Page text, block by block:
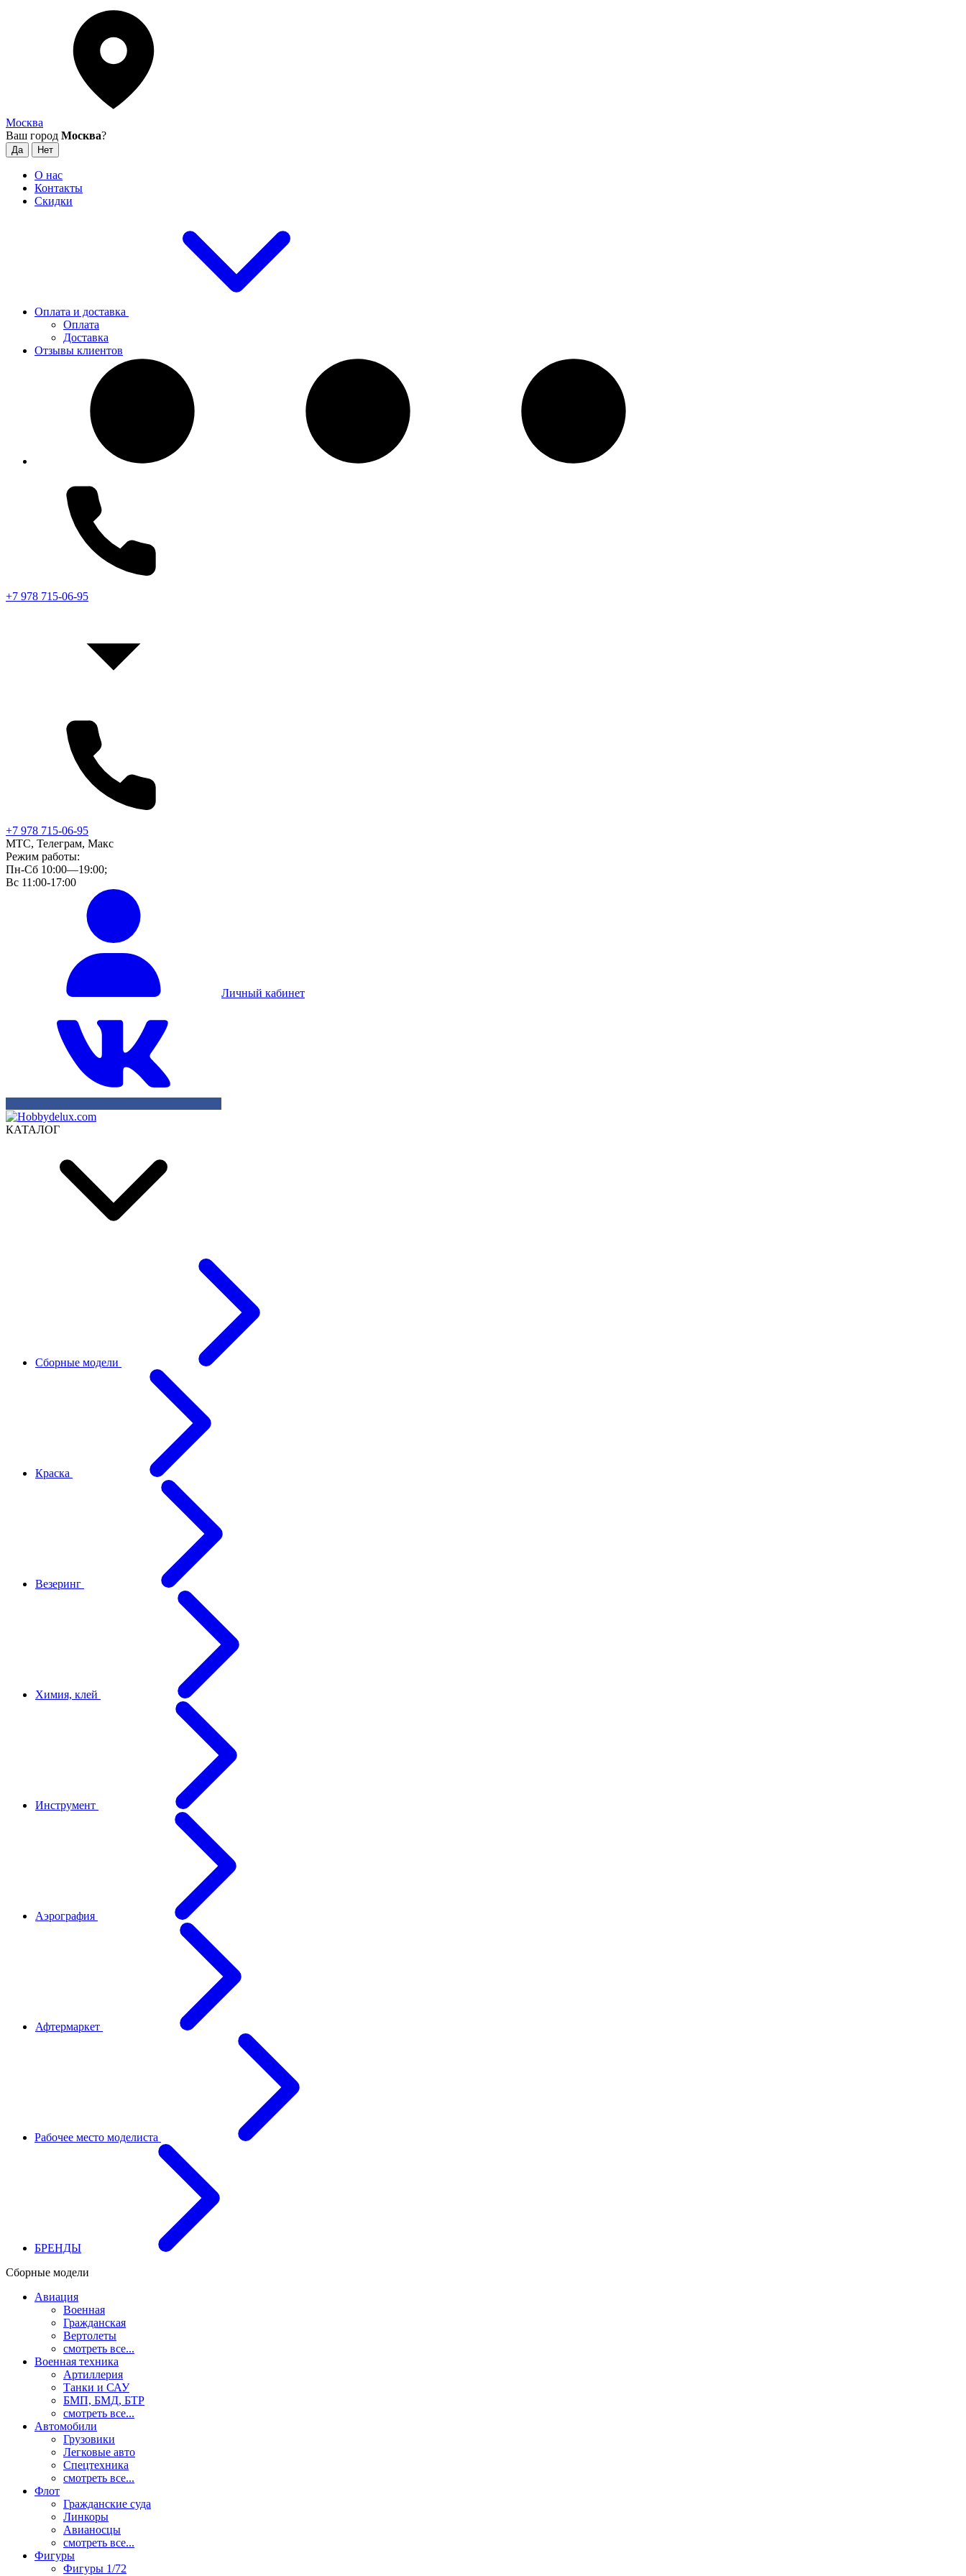
Москва
Ваш город Москва?
О нас
Контакты
Скидки
Оплата и доставка
Оплата
Доставка
Отзывы клиентов
+7 978 715-06-95
+7 978 715-06-95
МТС, Телеграм, Макс
Режим работы:
Пн-Сб 10:00—19:00;
Вс 11:00-17:00
Личный кабинет
КАТАЛОГ
Сборные модели
Краска
Везеринг
Химия, клей
Инструмент
Аэрография
Афтермаркет
Рабочее место моделиста
БРЕНДЫ
Сборные модели
Авиация
Военная
Гражданская
Вертолеты
смотреть все...
Военная техника
Артиллерия
Танки и САУ
БМП, БМД, БТР
смотреть все...
Автомобили
Грузовики
Легковые авто
Спецтехника
смотреть все...
Флот
Гражданские суда
Линкоры
Авианосцы
смотреть все...
Фигуры
Фигуры 1/72